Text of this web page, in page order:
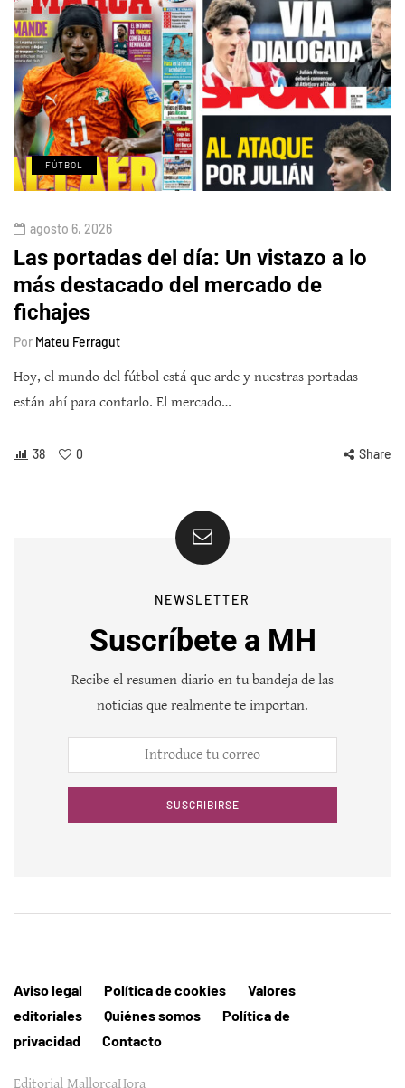
FÚTBOL
agosto 6, 2026
Las portadas del día: Un vistazo a lo
más destacado del mercado de
fichajes
Por Mateu Ferragut
Hoy, el mundo del fútbol está que arde y nuestras portadas
están ahí para contarlo. El mercado…
38 0 Share
NEWSLETTER
Suscríbete a MH
Recibe el resumen diario en tu bandeja de las
noticias que realmente te importan.
SUSCRIBIRSE
Aviso legal Política de cookies
Valores
editoriales
Quiénes somos
Política de
privacidad
Contacto
Editorial MallorcaHora